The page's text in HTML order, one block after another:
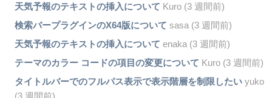
天気予報のテキストの挿入について Kuro (3 週間前)
検索バープラグインのX64版について sasa (3 週間前)
天気予報のテキストの挿入について enaka (3 週間前)
テーマのカラー コードの項目の変更について Kuro (3 週間前)
タイトルバーでのフルパス表示で表示階層を制限したいyuko
(3 週間前)